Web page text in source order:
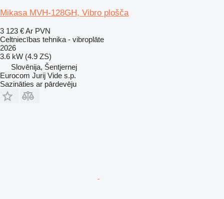
Mikasa MVH-128GH, Vibro plošča
3 123 €Ar PVN
Celtniecības tehnika - vibroplāte
2026
3.6 kW (4.9 ZS)
Slovēnija, Šentjernej
Eurocom Jurij Vide s.p.
Sazināties ar pārdevēju